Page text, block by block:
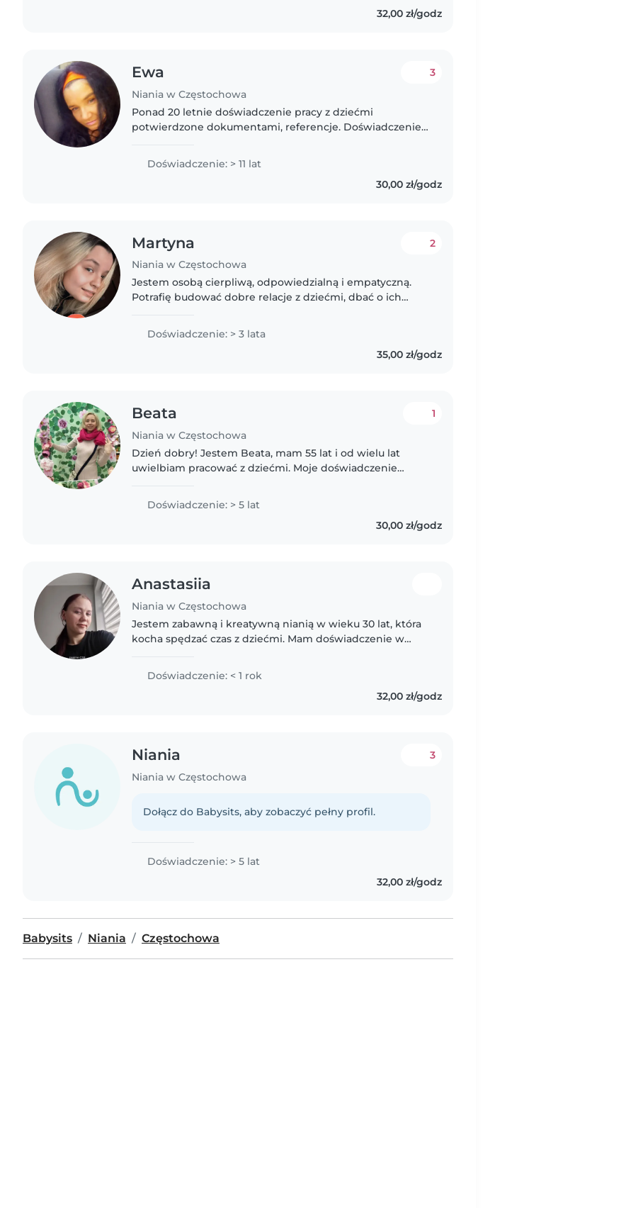
32,00 zł/godz
Ewa
Niania w Częstochowa
3
Ponad 20 letnie doświadczenie pracy z dziećmi
potwierdzone dokumentami, referencje. Doświadczenie
Doświadczenie: > 11 lat
30,00 zł/godz
Martyna
Niania w Częstochowa
2
Jestem osobą cierpliwą, odpowiedzialną i empatyczną.
Potrafię budować dobre relacje z dziećmi, dbać o ich
kreatywny Praca z dziećmi..
Doświadczenie: > 3 lata
35,00 zł/godz
Beata
Niania w Częstochowa
1
Dzień dobry! Jestem Beata, mam 55 lat i od wielu lat
uwielbiam pracować z dziećmi. Moje doświadczenie
ogromną satysfakcję. Jestem..
Doświadczenie: > 5 lat
30,00 zł/godz
Anastasiia
Niania w Częstochowa
Jestem zabawną i kreatywną nianią w wieku 30 lat, która
kocha spędzać czas z dziećmi. Mam doświadczenie w
Moje dziecko ma 4 lata,..
Doświadczenie: < 1 rok
32,00 zł/godz
Niania
Niania w Częstochowa
3
Dołącz do Babysits, aby zobaczyć pełny profil.
Doświadczenie: > 5 lat
32,00 zł/godz
Babysits Niania Częstochowa